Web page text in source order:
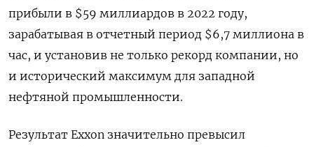
прибыли в $59 миллиардов в 2022 году,
зарабатывая в отчетный период $6,7 миллиона в
час, и установив не только рекорд компании, но
и исторический максимум для западной
нефтяной промышленности.
Результат Exxon значительно превысил